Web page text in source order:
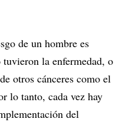
de un hombre es
la enfermedad, o
otros cánceres como el
lo tanto, cada vez hay
del